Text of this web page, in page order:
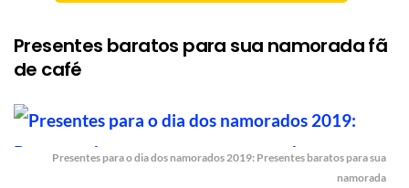
Presentes baratos para sua namorada fã
de café
Presentes para o dia dos namorados 2019: Presentes baratos para sua
namorada